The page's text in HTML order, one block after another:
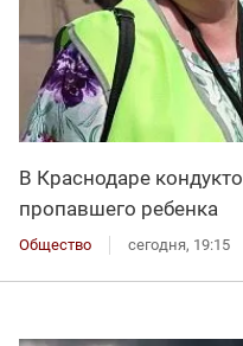
В Краснодаре
пропавшего ребенка
Общество сегодня, 19:15